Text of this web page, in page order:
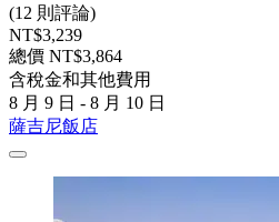
(12 則評論)
NT$3,239
總價 NT$3,864
含稅金和其他費用
8 月 9 日 - 8 月 10 日
薩吉尼飯店